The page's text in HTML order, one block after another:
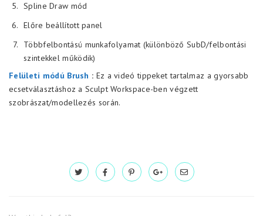
Spline Draw mód
Előre beállított panel
Többfelbontású munkafolyamat (különböző SubD/felbontási
szintekkel működik)
Felületi módú Brush : Ez a videó tippeket tartalmaz a gyorsabb
ecsetválasztáshoz a Sculpt Workspace-ben végzett
szobrászat/modellezés során.